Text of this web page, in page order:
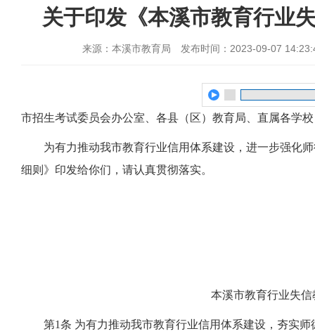
关于印发《本溪市教育行业
来源：本溪市教育局 发布时间：2023-09-07
市招生考试委员会办公室、各县（区）教育局、直属各学
为有力推动我市教育行业信用体系建设，进一步强化
细则》印发给你们，请认真贯彻落实。
本溪市教育行业失
第1条 为有力推动我市教育行业信用体系建设，夯实